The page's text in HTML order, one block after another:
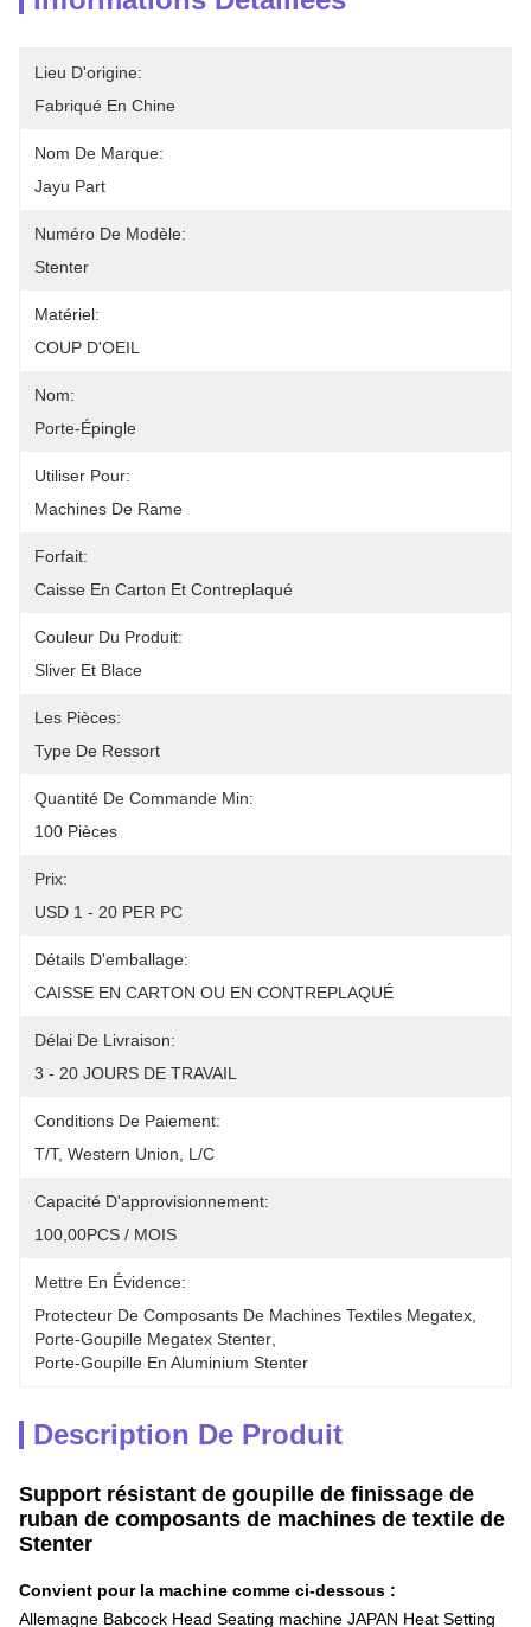
Lieu D'origine:
Fabriqué En Chine
Nom De Marque:
Jayu Part
Numéro De Modèle:
Stenter
Matériel:
COUP D'OEIL
Nom:
Porte-Épingle
Utiliser Pour:
Machines De Rame
Forfait:
Caisse En Carton Et Contreplaqué
Couleur Du Produit:
Sliver Et Blace
Les Pièces:
Type De Ressort
Quantité De Commande Min:
100 Pièces
Prix:
USD 1 - 20 PER PC
Détails D'emballage:
CAISSE EN CARTON OU EN CONTREPLAQUÉ
Délai De Livraison:
3 - 20 JOURS DE TRAVAIL
Conditions De Paiement:
T/T, Western Union, L/C
Capacité D'approvisionnement:
100,00PCS / MOIS
Mettre En Évidence:
Protecteur De Composants De Machines Textiles Megatex
Porte-Goupille Megatex Stenter
Porte-Goupille En Aluminium Stenter
Description De Produit
Support résistant de goupille de finissage de
ruban de composants de machines de textile de
Stenter
Convient pour la machine comme ci-dessous :
Allemagne Babcock Head Seating machine JAPAN Heat Setting